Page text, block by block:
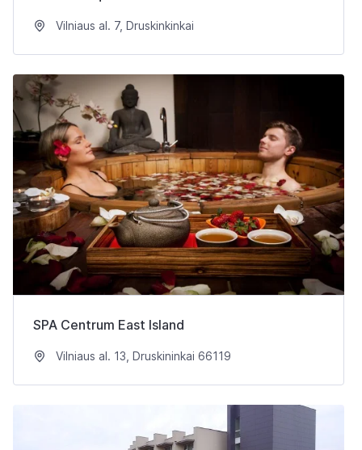
Vilniaus al. 7, Druskinkinkai
SPA Centrum East Island
Vilniaus al. 13, Druskininkai 66119